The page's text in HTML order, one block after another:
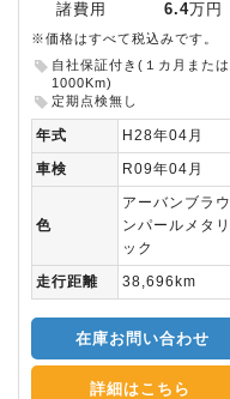
諸費用
6.4万円
※価格はすべて税込みです。
自社保証付き(１カ月または
1000Km)
定期点検無し
年式
H28年04月
車検
R09年04月
色
アーバンブラウ
ンパールメタリ
ック
走行距離
38,696km
在庫お問い合わせ
詳細はこちら